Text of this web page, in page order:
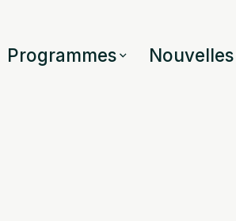
Programmes Nouvelles